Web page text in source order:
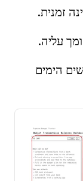
זמנית.
עליה.
הימים